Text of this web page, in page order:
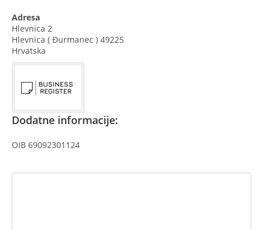
Adresa
Hlevnica 2
Hlevnica ( Đurmanec ) 49225
Hrvatska
Dodatne informacije:
OIB 69092301124